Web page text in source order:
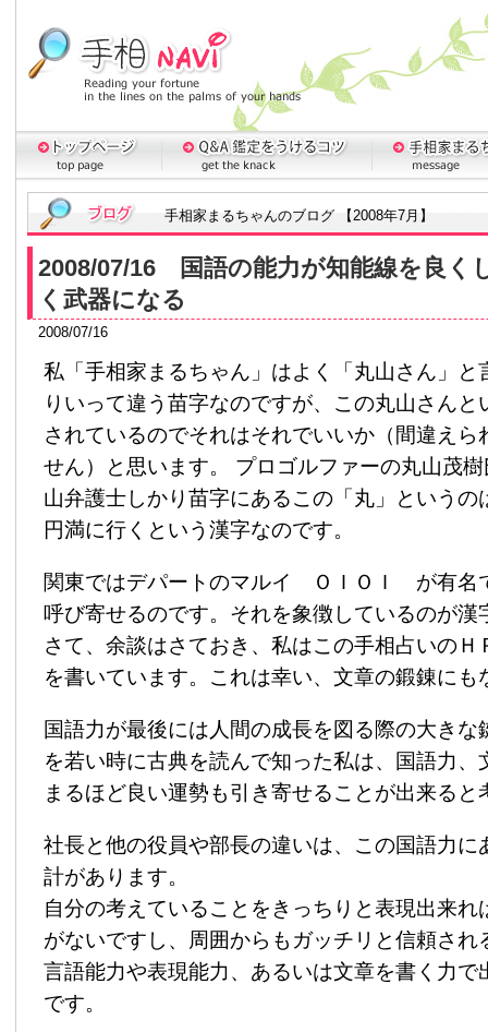
手相家まるちゃんのブログ 【2008年7月】
2008/07/16 国語の能力が知能線を良く
く武器になる
2008/07/16
私「手相家まるちゃん」はよく「丸山さん」と
りいって違う苗字なのですが、この丸山さんと
されているのでそれはそれでいいか（間違えら
せん）と思います。 プロゴルファーの丸山茂
山弁護士しかり苗字にあるこの「丸」というの
円満に行くという漢字なのです。
関東ではデパートのマルイ ＯＩＯＩ が有名
呼び寄せるのです。それを象徴しているのが漢
さて、余談はさておき、私はこの手相占いのＨ
を書いています。これは幸い、文章の鍛錬にも
国語力が最後には人間の成長を図る際の大きな
を若い時に古典を読んで知った私は、国語力、
まるほど良い運勢も引き寄せることが出来ると
社長と他の役員や部長の違いは、この国語力に
計があります。
自分の考えていることをきっちりと表現出来れ
がないですし、周囲からもガッチリと信頼され
言語能力や表現能力、あるいは文章を書く力で
です。